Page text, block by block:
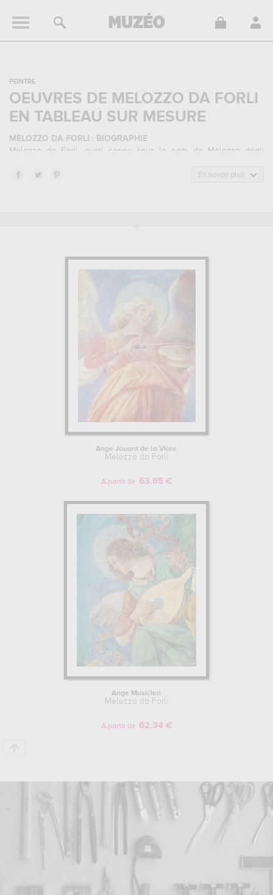
PEINTRE
OEUVRES DE MELOZZO DA FORLI
EN TABLEAU SUR MESURE
MELOZZO DA FORLI : BIOGRAPHIE
Melozzo da Forli, aussi connu sous le nom de Melozzo degli
Italie, et mort en 1494 à Forlì, Italie. Melozzo da Forli appartenait au
MELOZZO DA FORLI : SES PRINCIPALES OEUVRES
d'illustrations de ses sujets favoris : religion, musique... Vous devrez
vous rendre au pinacoteca vaticana, rome, italie, musées du
vatican, rome, italie pour pouvoir admirer l'une de ses œuvres. Les
œuvres de Melozzo da Forli sont, en effet, principalement
pinacoteca vaticana, rome, italie, musées du
. Muzéo vous propose des reproductions de
tableaux de grande qualité des principales œuvres de Melozzo da
MELOZZO DA FORLI : SON ITINÉRAIRE D'ARTISTE
Parmi ses élèves principaux (ou apprentis), Melozzo da Forli a
notamment enseigné à Marco Palmezzano.
Pour en savoir plus sur la vie et l'œuvre de Melozzo da Forli.
En savoir plus
Ange Jouant de la Viole
Melozzo da Forli
A partir de 63.65 €
Ange Musicien
Melozzo da Forli
A partir de 62.34 €